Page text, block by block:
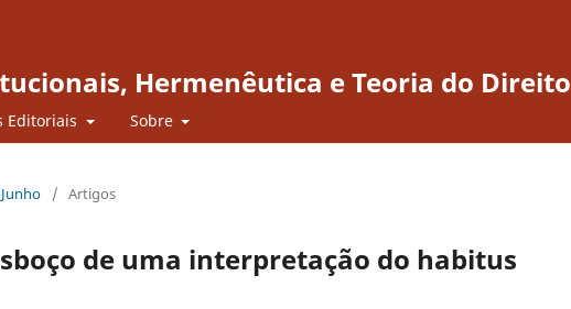
Hermenêutica e Teoria do Direito
Editoriais Sobre
/ Artigos
de uma interpretação do habitus